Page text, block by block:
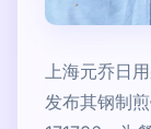
上海元乔日
发布其钢制